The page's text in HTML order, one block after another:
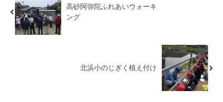
高砂阿弥陀ふれあいウォーキ
ング
北浜小のじぎく植え付け